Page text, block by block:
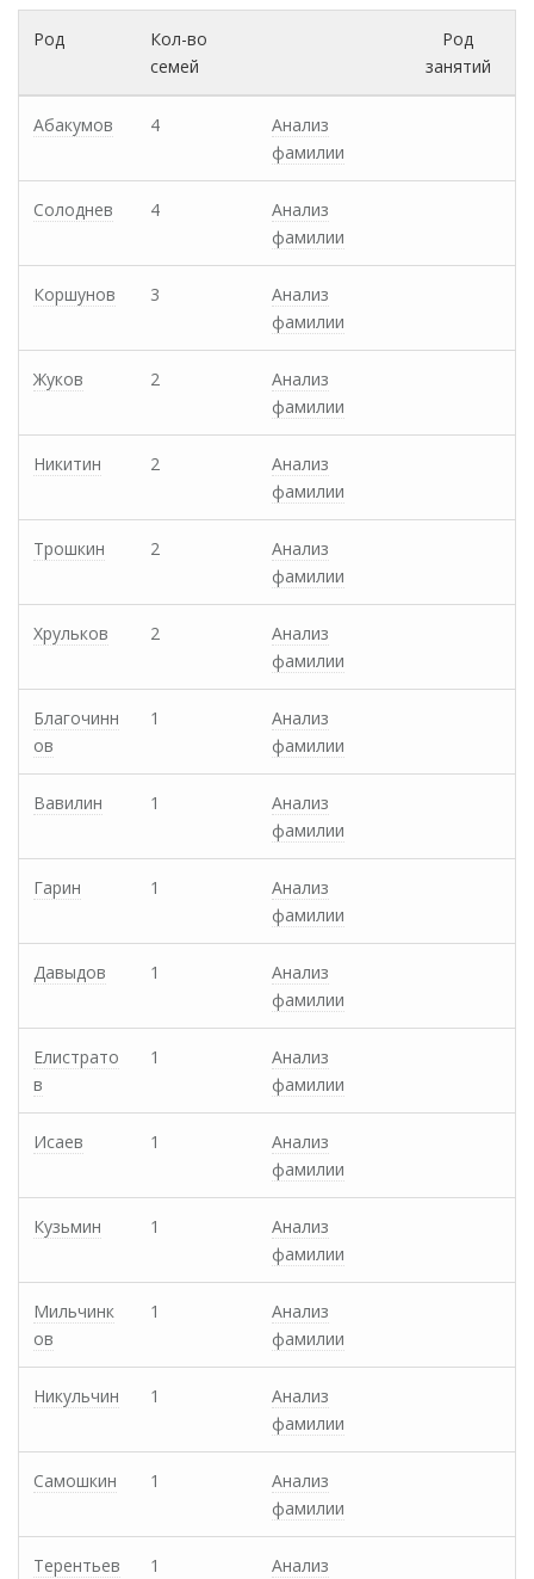
Род
Кол-во
семей
Род
занятий
Абакумов 4
Анализ
фамилии
Солоднев 4
Анализ
фамилии
Коршунов 3
Анализ
фамилии
Жуков 2
Анализ
фамилии
Никитин 2
Анализ
фамилии
Трошкин 2
Анализ
фамилии
Хрульков 2
Анализ
фамилии
Благочинн
ов
1
Анализ
фамилии
Вавилин 1
Анализ
фамилии
Гарин 1
Анализ
фамилии
Давыдов 1
Анализ
фамилии
Елистрато
в
1
Анализ
фамилии
Исаев 1
Анализ
фамилии
Кузьмин 1
Анализ
фамилии
Мильчинк
ов
1
Анализ
фамилии
Никульчин 1
Анализ
фамилии
Самошкин 1
Анализ
фамилии
Терентьев 1
Анализ